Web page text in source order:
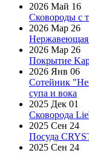
2026 Май 16
Сковороды с
2026 Мар 26
Нержавеющая
2026 Мар 26
Покрытие
2026 Янв 06
Сотейник
супа и вока
2025 Дек 01
Сковорода
2025 Сен 24
Посуда
2025 Сен 24